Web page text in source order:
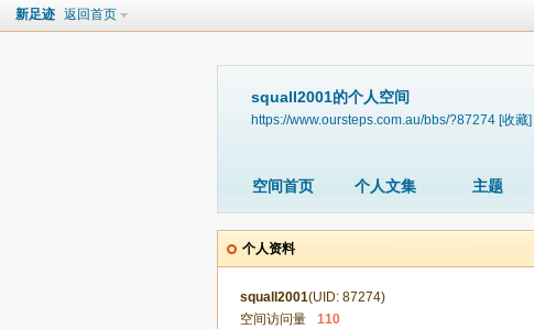
新足迹 返回首页
squall2001的个人空间
https://www.oursteps.com.au/bbs/?87274 [收藏]
空间首页 个人文集 主题
个人资料
squall2001(UID: 87274)
空间访问量
110